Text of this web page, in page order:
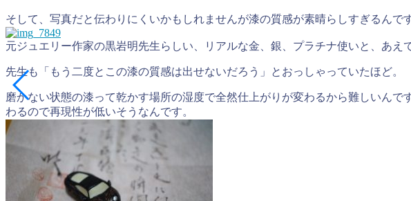
そして、写真だと伝わりにくいかもしれませんが漆の質感が素晴らしすぎるんです
元ジュエリー作家の黒岩明先生らしい、リアルな金、銀、プラチナ使いと、あ
先生も「もう二度とこの漆の質感は出せないだろう」とおっしゃっていたほど。
磨かない状態の漆って乾かす場所の湿度で全然仕上がりが変わるから難しいん
わるので再現性が低いそうなんです。